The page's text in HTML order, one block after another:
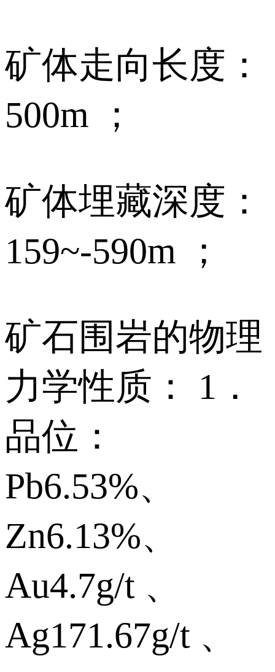
矿体走向长度：
500m ；
矿体埋藏深度：
159~-590m ；
矿石围岩的物理
力学性质： 1．
品位：
Pb6.53%、
Zn6.13%、
Au4.7g/t 、
Ag171.67g/t 、